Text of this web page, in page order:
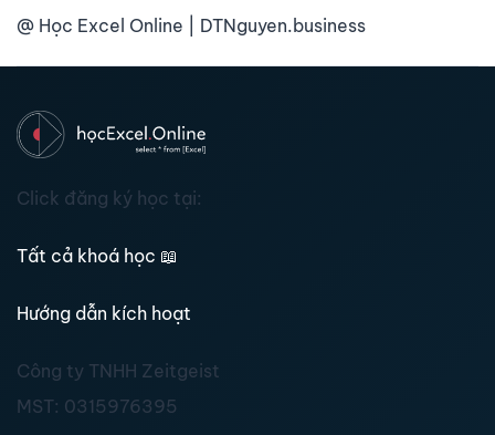
@ Học Excel Online | DTNguyen.business
Click đăng ký học tại:
Tất cả khoá học 📖
Hướng dẫn kích hoạt
Công ty TNHH Zeitgeist
MST: 0315976395